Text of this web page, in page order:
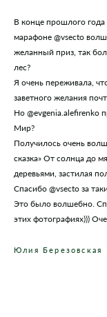
В конце прошлого года
марафоне @vsecto
желанный приз, так
лес?
Я очень переживала,
заветного желания
Но @evgenia.alefirenko
Мир?
Получилось очень
сказка» От солнца до
деревьями, застилая
Спасибо @vsecto за
Это было волшебно.
этих фотографиях)))
Юлия Березовская